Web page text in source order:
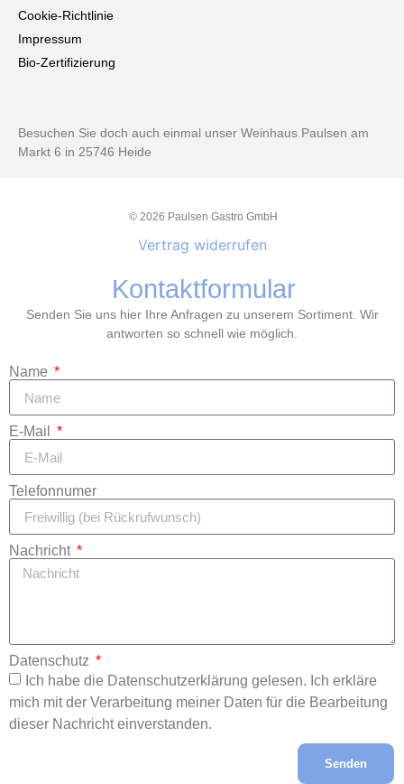
Cookie-Richtlinie
Impressum
Bio-Zertifizierung
Besuchen Sie doch auch einmal unser Weinhaus Paulsen am
Markt 6 in 25746 Heide
© 2026 Paulsen Gastro GmbH
Vertrag widerrufen
Kontaktformular
Senden Sie uns hier Ihre Anfragen zu unserem Sortiment. Wir
antworten so schnell wie möglich.
Name
E-Mail
Telefonnumer
Nachricht
Datenschutz
Ich habe die Datenschutzerklärung gelesen. Ich erkläre
mich mit der Verarbeitung meiner Daten für die Bearbeitung
dieser Nachricht einverstanden.
Senden